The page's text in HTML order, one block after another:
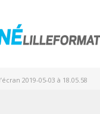
2019-05-03 à 18.05.58